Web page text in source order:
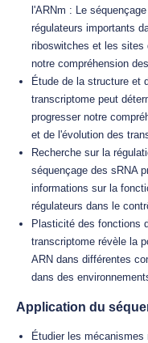
l'ARNm : Le
régulateurs importants
riboswitches et les sites
notre compréhension
Étude de la structure et
transcriptome peut
progresser notre
et de l'évolution des
Recherche sur la
séquençage des sRNA
informations sur la
régulateurs dans le
Plasticité des fonctions
transcriptome révèle la
ARN dans différentes
dans des
Application du
Étudier les